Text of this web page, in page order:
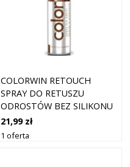
COLORWIN RETOUCH
SPRAY DO RETUSZU
ODROSTÓW BEZ SILIKONU
JASNY BRĄZ 75 ML
21,99 zł
1 oferta